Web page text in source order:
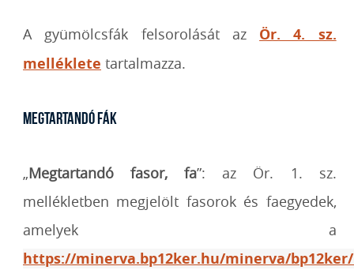
A gyümölcsfák felsorolását az Ör. 4. sz.
melléklete tartalmazza.
Megtartandó fák
„Megtartandó fasor, fa”: az Ör. 1. sz.
mellékletben megjelölt fasorok és faegyedek,
amelyek a
https://minerva.bp12ker.hu/minerva/